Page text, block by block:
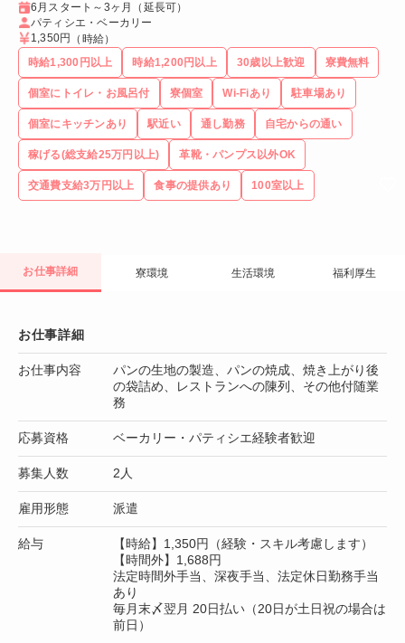
6月スタート～3ヶ月（延長可）
パティシエ・ベーカリー
1,350円
（時給）
時給1,300円以上
時給1,200円以上 30歳以上歓迎 寮費無料
個室にトイレ・お風呂付 寮個室 Wi-Fiあり 駐車場あり
個室にキッチンあり 駅近い 通し勤務 自宅からの通い
稼げる(総支給25万円以上) 革靴・パンプス以外OK
交通費支給3万円以上 食事の提供あり 100室以上
お仕事詳細 寮環境 生活環境 福利厚生
お仕事詳細
お仕事内容
パンの生地の製造、パンの焼成、焼き上がり後
の袋詰め、レストランへの陳列、その他付随業
務
応募資格 ベーカリー・パティシエ経験者歓迎
募集人数 2人
雇用形態 派遣
給与
【時給】1,350円（経験・スキル考慮します）
【時間外】1,688円
法定時間外手当、深夜手当、法定休日勤務手当
あり
毎月末〆翌月 20日払い（20日が土日祝の場合は
前日）